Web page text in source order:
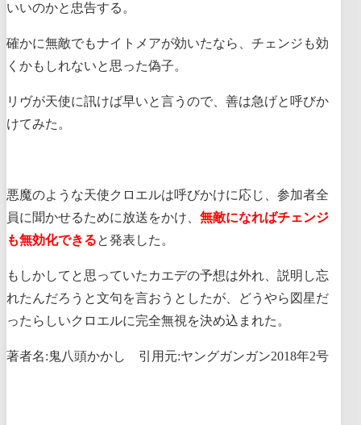
いいのかと忠告する。
確かに無敵でもナイトメアが効いたなら、チェンジも効
くかもしれないと思った偽子。
リヴが天使に訊けば早いと言うので、善は急げと呼びか
けてみた。
悪魔のような天使クロエルは呼びかけに応じ、参加者全
員に聞かせるために放送をかけ、 無敵になればチェンジ
も無効化できると発表した。
もしかしてと思っていたカエデの予想は外れ、説明し忘
れたんだろうと文句を言おうとしたが、どうやら図星だ
ったらしいクロエルに完全無視を決め込まれた。
著者名:鬼八頭かかし 引用元:ヤングガンガン2018年2号